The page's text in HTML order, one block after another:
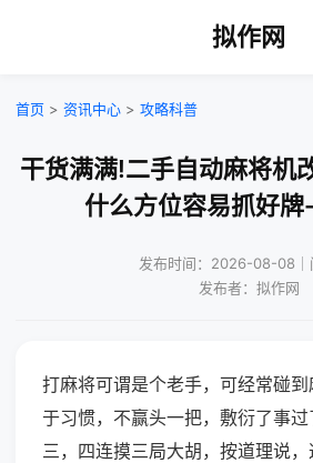
拟作网
首页 > 资讯中心 > 攻略科普
干货满满!二手自动麻将机
什么方位容易抓好
发布时间：2026-08-08｜
发布者：拟作网
打麻将可谓是个老手，可经常碰
于习惯，不赢头一把，敷衍了事过
三，四连摸三局大胡，按道理说